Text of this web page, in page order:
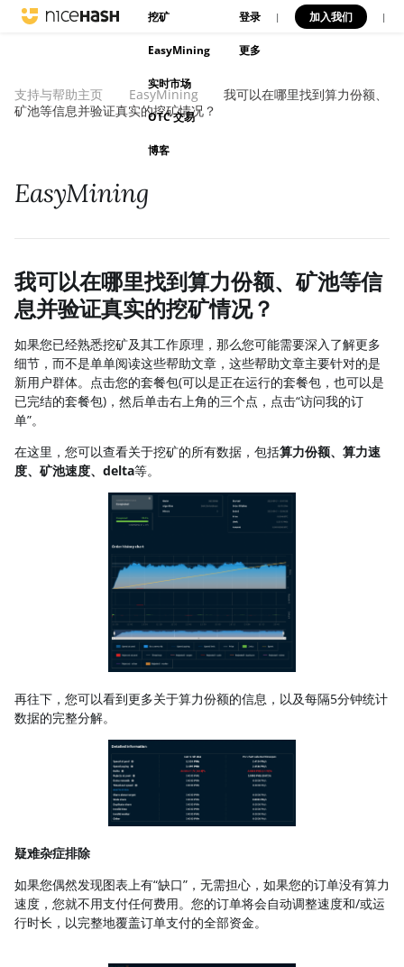
挖矿
EasyMining
实时市场
OTC 交易
博客
登录 | 加入我们 |
更多
支持与帮助主页 EasyMining
我可以在哪里找到算力份额、
矿池等信息并验证真实的挖矿情况？
EasyMining
我可以在哪里找到算力份额、矿池等信
息并验证真实的挖矿情况？
如果您已经熟悉挖矿及其工作原理，那么您可能需要深入了解更多
细节，而不是单单阅读这些帮助文章，这些帮助文章主要针对的是
新用户群体。点击您的套餐包(可以是正在运行的套餐包，也可以是
已完结的套餐包)，然后单击右上角的三个点，点击“访问我的订
单”。
在这里，您可以查看关于挖矿的所有数据，包括算力份额、算力速
度、矿池速度、delta等。
再往下，您可以看到更多关于算力份额的信息，以及每隔5分钟统计
数据的完整分解。
疑难杂症排除
如果您偶然发现图表上有“缺口”，无需担心，如果您的订单没有算力
速度，您就不用支付任何费用。您的订单将会自动调整速度和/或运
行时长，以完整地覆盖订单支付的全部资金。